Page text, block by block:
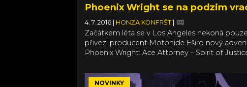
Phoenix Wright se na podzim
4. 7. 2016 | HONZA KONFRŠT |
Začátkem léta se v Los Angeles nekoná
přivezl producent Motohide Eširo nový
Phoenix Wright: Ace Attorney – Spirit of
NOVINKY